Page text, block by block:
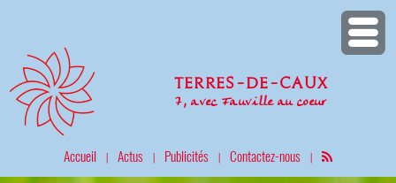
Terres-de-Caux
7, avec Fauville au coeur
Accueil | Actus | Publicités | Contactez-nous |